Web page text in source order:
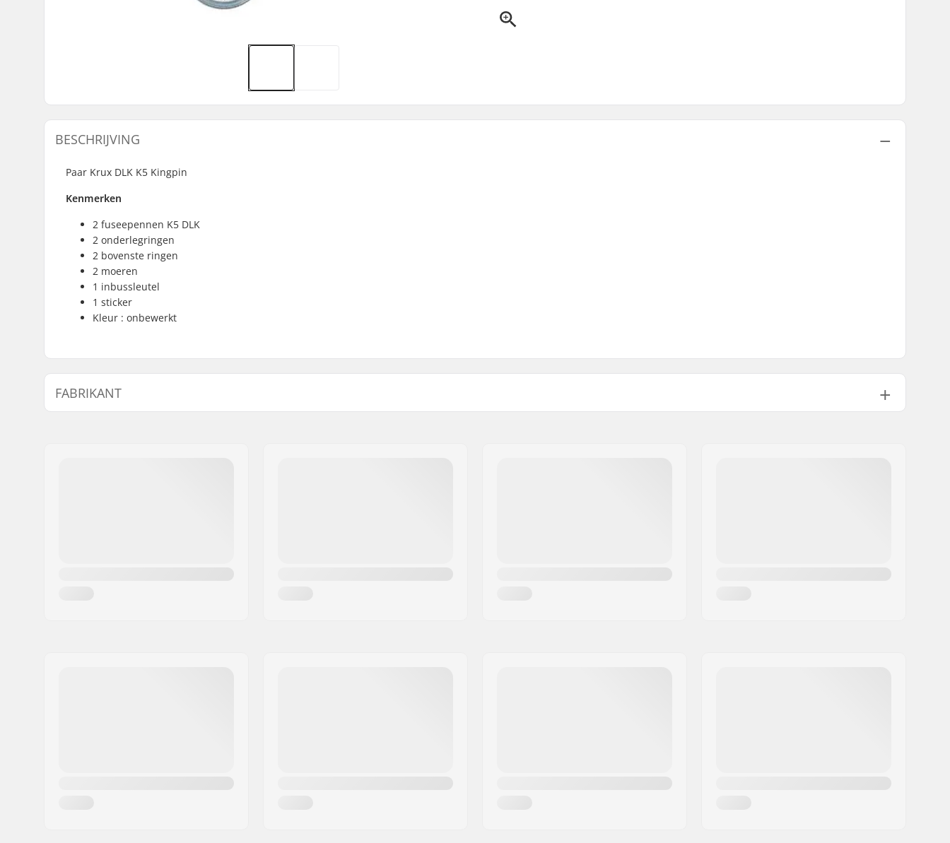
BESCHRIJVING
Paar Krux DLK K5 Kingpin
Kenmerken
2 fuseepennen K5 DLK
2 onderlegringen
2 bovenste ringen
2 moeren
1 inbussleutel
1 sticker
Kleur : onbewerkt
FABRIKANT